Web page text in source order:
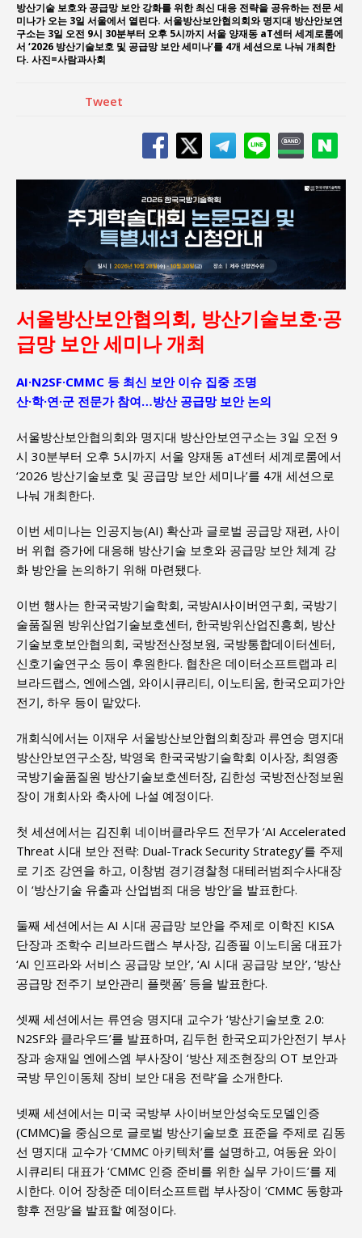
방산기술 보호와 공급망 보안 강화를 위한 최신 대응 전략을 공유하는 전문 세
미나가 오는 3일 서울에서 열린다. 서울방산보안협의회와 명지대 방산안보연
구소는 3일 오전 9시 30분부터 오후 5시까지 서울 양재동 aT센터 세계로룸에
서 ‘2026 방산기술보호 및 공급망 보안 세미나’를 4개 세션으로 나눠 개최한
다. 사진=사람과사회
Tweet
서울방산보안협의회, 방산기술보호·공
급망 보안 세미나 개최
AI·N2SF·CMMC 등 최신 보안 이슈 집중 조명
산·학·연·군 전문가 참여…방산 공급망 보안 논의
서울방산보안협의회와 명지대 방산안보연구소는 3일 오전 9
시 30분부터 오후 5시까지 서울 양재동 aT센터 세계로룸에서
‘2026 방산기술보호 및 공급망 보안 세미나’를 4개 세션으로
나눠 개최한다.
이번 세미나는 인공지능(AI) 확산과 글로벌 공급망 재편, 사이
버 위협 증가에 대응해 방산기술 보호와 공급망 보안 체계 강
화 방안을 논의하기 위해 마련됐다.
이번 행사는 한국국방기술학회, 국방AI사이버연구회, 국방기
술품질원 방위산업기술보호센터, 한국방위산업진흥회, 방산
기술보호보안협의회, 국방전산정보원, 국방통합데이터센터,
신호기술연구소 등이 후원한다. 협찬은 데이터소프트랩과 리
브라드랩스, 엔에스엠, 와이시큐리티, 이노티움, 한국오피가안
전기, 하우 등이 맡았다.
개회식에서는 이재우 서울방산보안협의회장과 류연승 명지대
방산안보연구소장, 박영욱 한국국방기술학회 이사장, 최영종
국방기술품질원 방산기술보호센터장, 김한성 국방전산정보원
장이 개회사와 축사에 나설 예정이다.
첫 세션에서는 김진휘 네이버클라우드 전무가 ‘AI Accelerated
Threat 시대 보안 전략: Dual-Track Security Strategy’를 주제
로 기조 강연을 하고, 이창범 경기경찰청 대테러범죄수사대장
이 ‘방산기술 유출과 산업범죄 대응 방안’을 발표한다.
둘째 세션에서는 AI 시대 공급망 보안을 주제로 이학진 KISA
단장과 조학수 리브라드랩스 부사장, 김종필 이노티움 대표가
‘AI 인프라와 서비스 공급망 보안’, ‘AI 시대 공급망 보안’, ‘방산
공급망 전주기 보안관리 플랫폼’ 등을 발표한다.
셋째 세션에서는 류연승 명지대 교수가 ‘방산기술보호 2.0:
N2SF와 클라우드’를 발표하며, 김두헌 한국오피가안전기 부사
장과 송재일 엔에스엠 부사장이 ‘방산 제조현장의 OT 보안과
국방 무인이동체 장비 보안 대응 전략’을 소개한다.
넷째 세션에서는 미국 국방부 사이버보안성숙도모델인증
(CMMC)을 중심으로 글로벌 방산기술보호 표준을 주제로 김동
선 명지대 교수가 ‘CMMC 아키텍처’를 설명하고, 여동윤 와이
시큐리티 대표가 ‘CMMC 인증 준비를 위한 실무 가이드’를 제
시한다. 이어 장창준 데이터소프트랩 부사장이 ‘CMMC 동향과
향후 전망’을 발표할 예정이다.